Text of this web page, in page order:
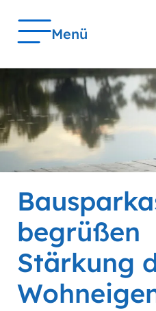
Menü
begrüßen
Stärkung